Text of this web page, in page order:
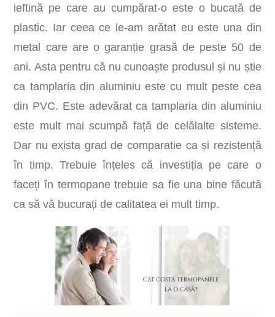
ieftină pe care au cumpărat-o este o bucată de
plastic. Iar ceea ce le-am arătat eu este una din
metal care are o garanție grasă de peste 50 de
ani. Asta pentru că nu cunoaște produsul și nu știe
ca tamplaria din aluminiu este cu mult peste cea
din PVC. Este adevărat ca tamplaria din aluminiu
este mult mai scumpă față de celălalte sisteme.
Dar nu exista grad de comparatie ca și rezistență
în timp. Trebuie înțeles că investiția pe care o
faceți în termopane trebuie sa fie una bine făcută
ca să vă bucurați de calitatea ei mult timp.